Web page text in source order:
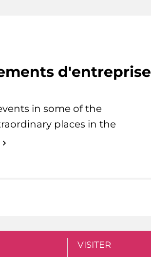
d'entreprise
in some of the
places in the
VISITER